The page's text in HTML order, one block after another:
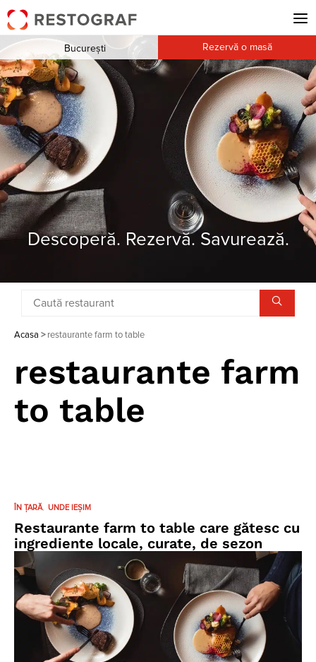
Descoperă. Rezervă. Savurează.
București Rezervă o masă
Acasa > restaurante farm to table
restaurante farm
to table
ÎN ȚARĂ UNDE IEȘIM
Restaurante farm to table care gătesc cu
ingrediente locale, curate, de sezon